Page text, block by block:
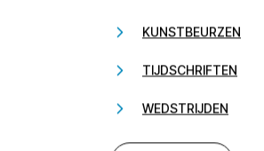
KUNSTBEURZEN
TIJDSCHRIFTEN
WEDSTRIJDEN